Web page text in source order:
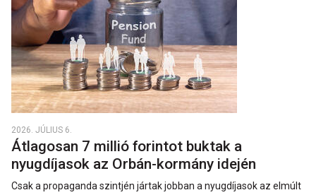
2026. JÚLIUS 6.
Átlagosan 7 millió forintot buktak a
nyugdíjasok az Orbán-kormány idején
Csak a propaganda szintjén jártak jobban a nyugdíjasok az elmúlt